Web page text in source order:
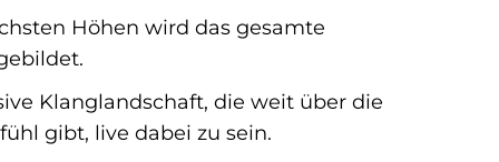
Höhen wird das gesamte
Klanglandschaft, die weit über die
gibt, live dabei zu sein.